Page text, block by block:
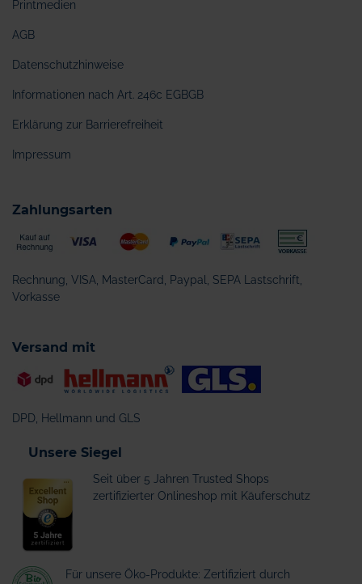
Printmedien
AGB
Datenschutzhinweise
Informationen nach Art. 246c EGBGB
Erklärung zur Barrierefreiheit
Impressum
Zahlungsarten
Rechnung, VISA, MasterCard, Paypal, SEPA Lastschrift,
Vorkasse
Versand mit
DPD, Hellmann und GLS
Unsere Siegel
Seit über 5 Jahren Trusted Shops
zertifizierter Onlineshop mit Käuferschutz
Für unsere Öko-Produkte: Zertifiziert durch